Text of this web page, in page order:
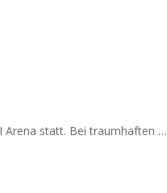
Arena statt. Bei traumhaften …